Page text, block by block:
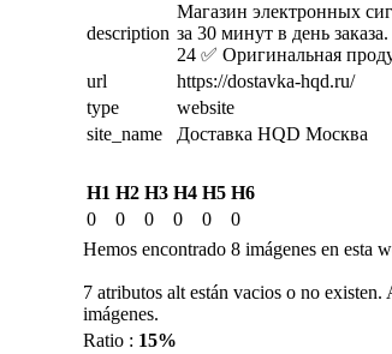
description
Магазин электронных
за 30 минут в день
24 ✅ Оригинальная
url
https://dostavka-hqd.ru/
type
website
site_name
Доставка HQD Москва
H1 H2 H3 H4 H5 H6
0
0 0 0 0 0
Hemos encontrado 8 imágenes en esta
7 atributos alt están vacios o no
imágenes.
Ratio : 15%